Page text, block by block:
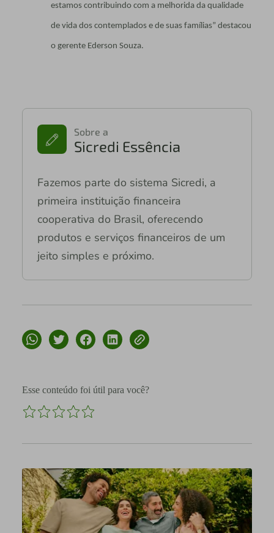
estamos contribuindo com a melhorida da qualidade
de vida dos contemplados e de suas famílias” destacou
o gerente Ederson Souza.
Sobre a
Sicredi Essência
Fazemos parte do sistema Sicredi, a
primeira instituição financeira
cooperativa do Brasil, oferecendo
produtos e serviços financeiros de um
jeito simples e próximo.
Esse conteúdo foi útil para você?